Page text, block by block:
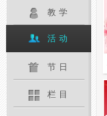
教学
活动
节日
栏目